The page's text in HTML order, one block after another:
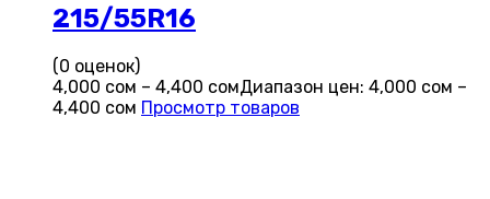
215/55R16
(0 оценок)
4,000 сом – 4,400 сомДиапазон цен: 4,000 сом –
4,400 сом Просмотр товаров